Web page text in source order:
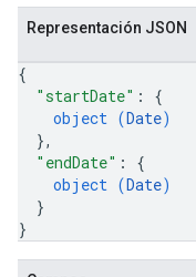
Representación JSON
{
"startDate" : {
object (Date)
},
"endDate" : {
object (Date)
}
}